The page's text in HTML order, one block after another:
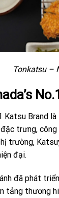
Tonkatsu –
Katsu
trưng,
trường,
đại.
đã phát
tảng thương